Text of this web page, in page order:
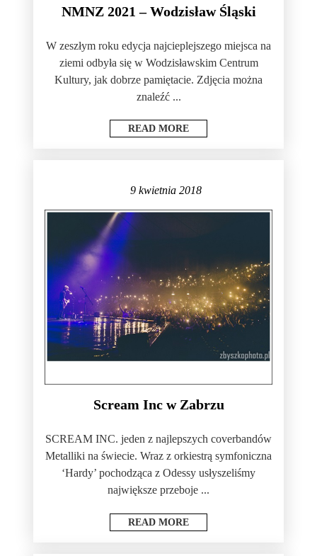
NMNZ 2021 – Wodzisław Śląski
W zeszłym roku edycja najcieplejszego miejsca na
ziemi odbyła się w Wodzisławskim Centrum
Kultury, jak dobrze pamiętacie. Zdjęcia można
znaleźć ...
READ MORE
9 kwietnia 2018
Scream Inc w Zabrzu
SCREAM INC. jeden z najlepszych coverbandów
Metalliki na świecie. Wraz z orkiestrą symfoniczna
‘Hardy’ pochodząca z Odessy usłyszeliśmy
największe przeboje ...
READ MORE